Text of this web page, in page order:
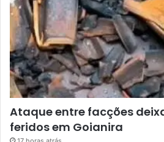
Ataque entre facções
feridos em Goianira